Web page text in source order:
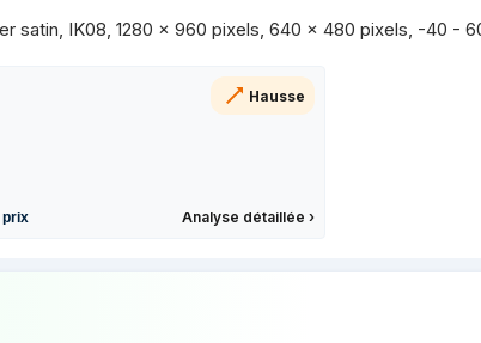
satin, IK08, 1280 x 960 pixels, 640 x 480 pixels, -40 -
Hausse
prix Analyse détaillée ›
575 €
de 2N 9155301BS système